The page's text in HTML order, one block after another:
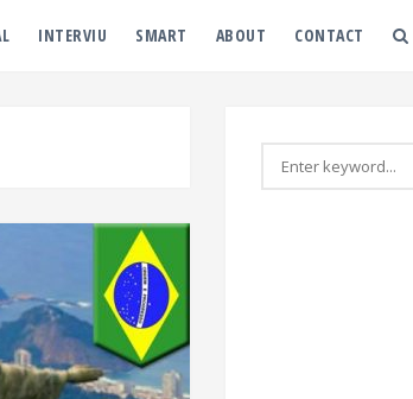
INTERVIU SMART ABOUT CONTACT